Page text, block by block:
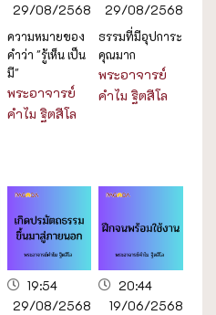
29/08/2568
ความหมายของ
คำว่า "รู้เห็น เป็น
มี"
พระอาจารย์
คำไม ฐิตสีโล
29/08/2568
ธรรมที่มีอุปการะ
คุณมาก
พระอาจารย์
คำไม ฐิตสีโล
19:54
29/08/2568
20:44
19/06/2568